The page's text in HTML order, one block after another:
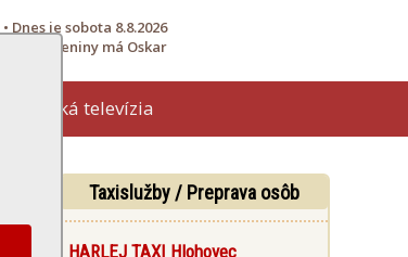
• Dnes je sobota 8.8.2026
• Meniny má Oskar
Hlohovská televízia
Taxislužby / Preprava osôb
HARLEJ TAXI Hlohovec